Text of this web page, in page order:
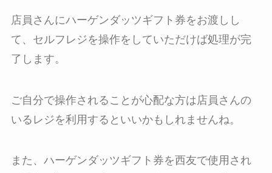
店員さんにハーゲンダッツギフト券をお渡しし
て、セルフレジを操作をしていただけば処理が完
了します。
ご自分で操作されることが心配な方は店員さんの
いるレジを利用するといいかもしれませんね。
また、ハーゲンダッツギフト券を西友で使用され